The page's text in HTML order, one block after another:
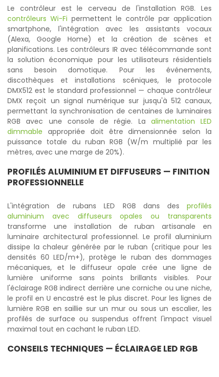
Le contrôleur est le cerveau de l'installation RGB. Les
contrôleurs Wi-Fi permettent le contrôle par application
smartphone, l'intégration avec les assistants vocaux
(Alexa, Google Home) et la création de scènes et
planifications. Les contrôleurs IR avec télécommande sont
la solution économique pour les utilisateurs résidentiels
sans besoin domotique. Pour les événements,
discothèques et installations scéniques, le protocole
DMX512 est le standard professionnel — chaque contrôleur
DMX reçoit un signal numérique sur jusqu'à 512 canaux,
permettant la synchronisation de centaines de luminaires
RGB avec une console de régie. La alimentation LED
dimmable appropriée doit être dimensionnée selon la
puissance totale du ruban RGB (W/m multiplié par les
mètres, avec une marge de 20%).
PROFILÉS ALUMINIUM ET DIFFUSEURS — FINITION
PROFESSIONNELLE
L'intégration de rubans LED RGB dans des profilés
aluminium avec diffuseurs opales ou transparents
transforme une installation de ruban artisanale en
luminaire architectural professionnel. Le profil aluminium
dissipe la chaleur générée par le ruban (critique pour les
densités 60 LED/m+), protège le ruban des dommages
mécaniques, et le diffuseur opale crée une ligne de
lumière uniforme sans points brillants visibles. Pour
l'éclairage RGB indirect derrière une corniche ou une niche,
le profil en U encastré est le plus discret. Pour les lignes de
lumière RGB en saillie sur un mur ou sous un escalier, les
profilés de surface ou suspendus offrent l'impact visuel
maximal tout en cachant le ruban LED.
CONSEILS TECHNIQUES — ÉCLAIRAGE LED RGB